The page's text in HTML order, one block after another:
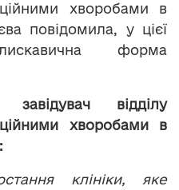
хворобами в
повідомила, у цієї
форма
відділу
хворобами в
клініки, яке